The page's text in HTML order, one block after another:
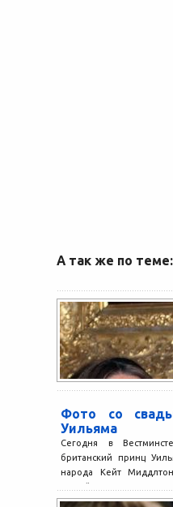
А так же по теме:
Фото со
Уильяма
Сегодня в
британский принц
народа Кейт
женой. Для Англии это...